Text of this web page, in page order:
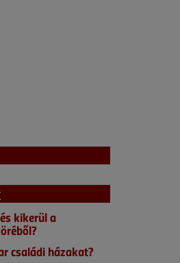
kikerül a
családi házakat?